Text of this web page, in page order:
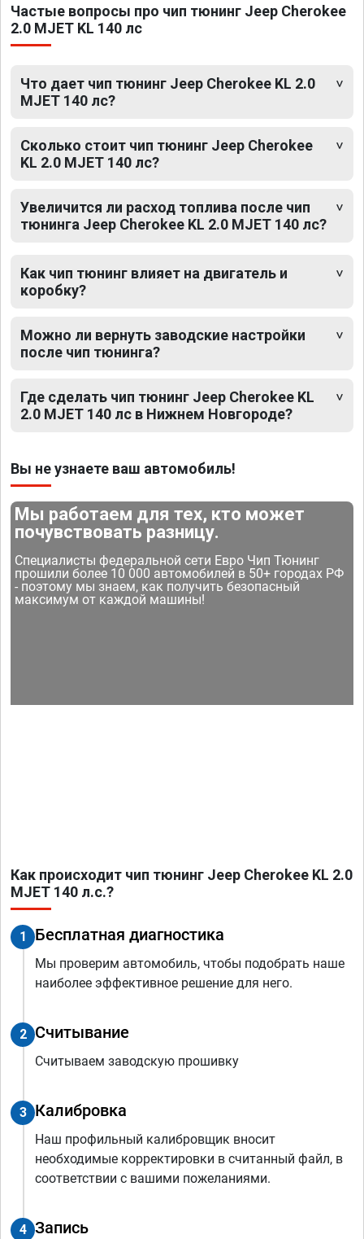
Частые вопросы про чип тюнинг Jeep Cherokee
2.0 MJET KL 140 лс
Что дает чип тюнинг Jeep Cherokee KL 2.0
MJET 140 лс?
Сколько стоит чип тюнинг Jeep Cherokee
KL 2.0 MJET 140 лс?
Увеличится ли расход топлива после чип
тюнинга Jeep Cherokee KL 2.0 MJET 140 лс?
Как чип тюнинг влияет на двигатель и
коробку?
Можно ли вернуть заводские настройки
после чип тюнинга?
Где сделать чип тюнинг Jeep Cherokee KL
2.0 MJET 140 лс в Нижнем Новгороде?
Вы не узнаете ваш автомобиль!
Мы работаем для тех, кто может
почувствовать разницу.
Специалисты федеральной сети Евро Чип Тюнинг
прошили более 10 000 автомобилей в 50+ городах РФ
- поэтому мы знаем, как получить безопасный
максимум от каждой машины!
Как происходит чип тюнинг Jeep Cherokee KL 2.0
MJET 140 л.с.?
1 Бесплатная диагностика
Мы проверим автомобиль, чтобы подобрать наше
наиболее эффективное решение для него.
2 Считывание
Считываем заводскую прошивку
3 Калибровка
Наш профильный калибровщик вносит
необходимые корректировки в считанный файл, в
соответствии с вашими пожеланиями.
4 Запись